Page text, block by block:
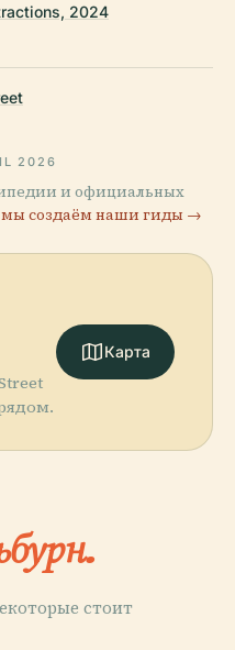
2024
2026
и официальных
мы создаём наши гиды →
Карта
стоит